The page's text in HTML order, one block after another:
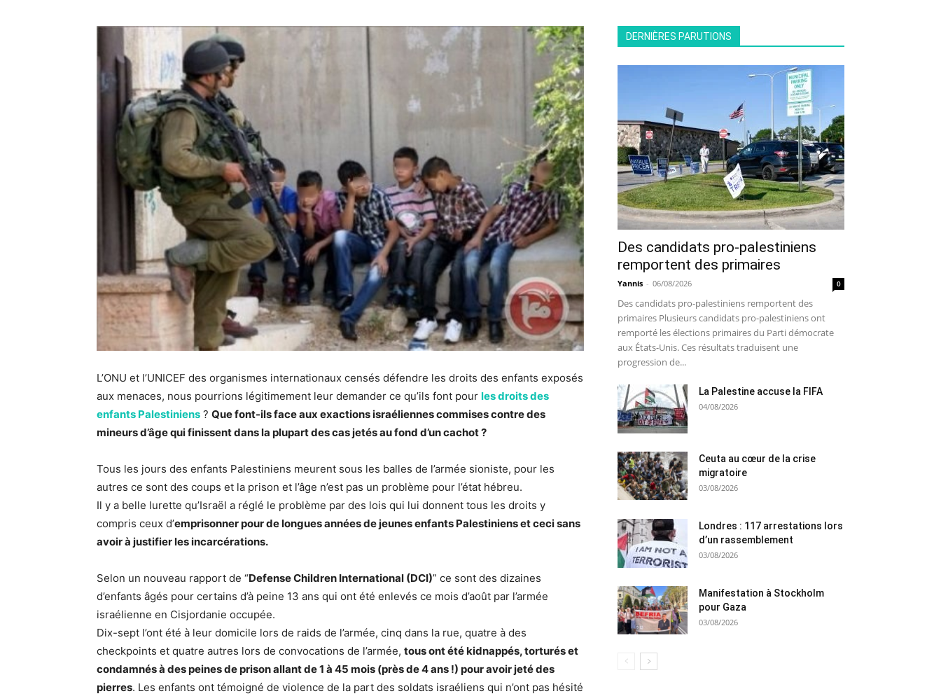
L’ONU et l’UNICEF des organismes internationaux censés défendre les droits des enfants exposés
aux menaces, nous pourrions légitimement leur demander ce qu’ils font pour les droits des
enfants Palestiniens ? Que font-ils face aux exactions israéliennes commises contre des
mineurs d’âge qui finissent dans la plupart des cas jetés au fond d’un cachot ?
Tous les jours des enfants Palestiniens meurent sous les balles de l’armée sioniste, pour les
autres ce sont des coups et la prison et l’âge n’est pas un problème pour l’état hébreu.
Il y a belle lurette qu’Israël a réglé le problème par des lois qui lui donnent tous les droits y
compris ceux d’emprisonner pour de longues années de jeunes enfants Palestiniens et ceci sans
avoir à justifier les incarcérations.
Selon un nouveau rapport de “Defense Children International (DCI)” ce sont des dizaines
d’enfants âgés pour certains d’à peine 13 ans qui ont été enlevés ce mois d’août par l’armée
israélienne en Cisjordanie occupée.
Dix-sept l’ont été à leur domicile lors de raids de l’armée, cinq dans la rue, quatre à des
checkpoints et quatre autres lors de convocations de l’armée, tous ont été kidnappés, torturés et
condamnés à des peines de prison allant de 1 à 45 mois (près de 4 ans !) pour avoir jeté des
pierres. Les enfants ont témoigné de violence de la part des soldats israéliens qui n’ont pas hésité
DERNIÈRES PARUTIONS
Des candidats pro-palestiniens
remportent des primaires
Yannis - 06/08/2026 0
Des candidats pro-palestiniens remportent des
primaires Plusieurs candidats pro-palestiniens ont
remporté les élections primaires du Parti démocrate
aux États-Unis. Ces résultats traduisent une
progression de...
La Palestine accuse la FIFA
04/08/2026
Ceuta au cœur de la crise
migratoire
03/08/2026
Londres : 117 arrestations lors
d’un rassemblement
03/08/2026
Manifestation à Stockholm
pour Gaza
03/08/2026